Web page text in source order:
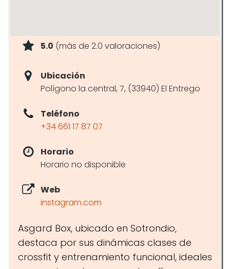
5.0 (más de 2.0 valoraciones)
Ubicación
Polígono la central, 7, (33940) El Entrego
Teléfono
+34 661 17 87 07
Horario
Horario no disponible
Web
instagram.com
Asgard Box, ubicado en Sotrondio,
destaca por sus dinámicas clases de
crossfit y entrenamiento funcional, ideales